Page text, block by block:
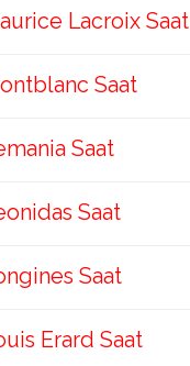
Lacroix Saat
Saat
Saat
Saat
Saat
Erard Saat